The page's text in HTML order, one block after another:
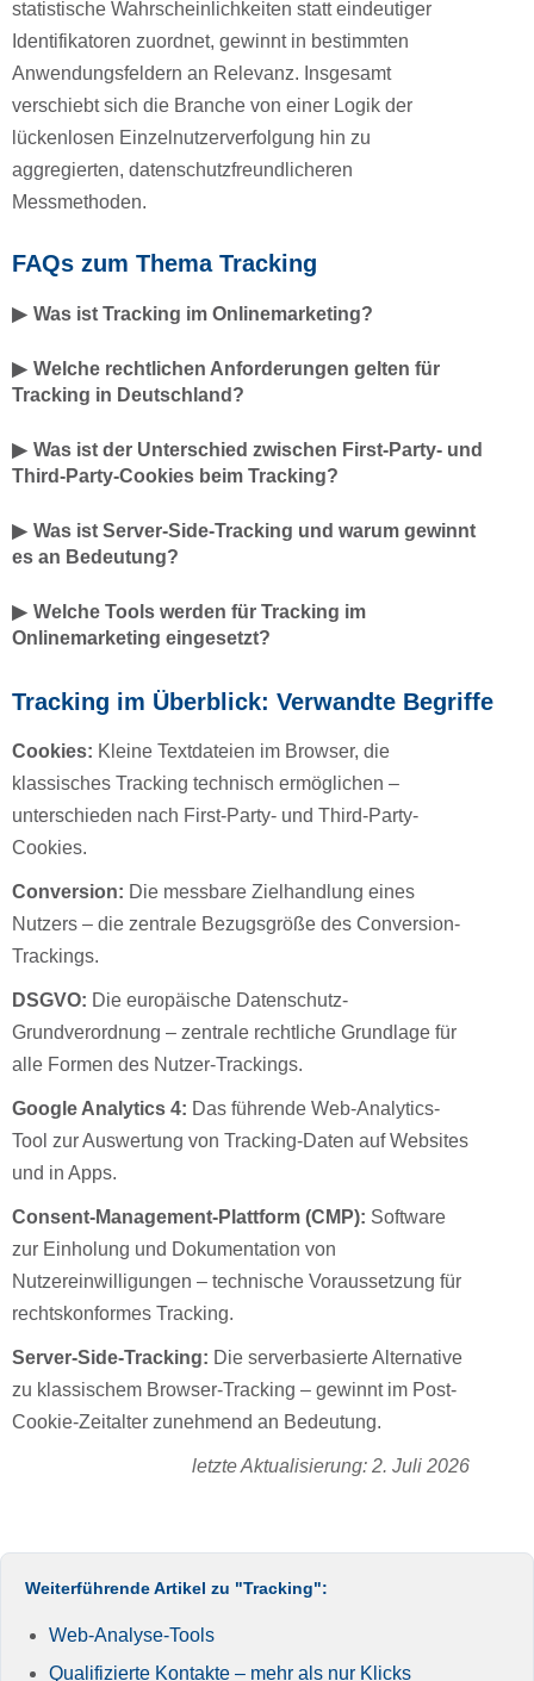
statistische Wahrscheinlichkeiten statt eindeutiger
Identifikatoren zuordnet, gewinnt in bestimmten
Anwendungsfeldern an Relevanz. Insgesamt
verschiebt sich die Branche von einer Logik der
lückenlosen Einzelnutzerverfolgung hin zu
aggregierten, datenschutzfreundlicheren
Messmethoden.
FAQs zum Thema Tracking
Was ist Tracking im Onlinemarketing?
Welche rechtlichen Anforderungen gelten für
Tracking in Deutschland?
Was ist der Unterschied zwischen First-Party- und
Third-Party-Cookies beim Tracking?
Was ist Server-Side-Tracking und warum gewinnt
es an Bedeutung?
Welche Tools werden für Tracking im
Onlinemarketing eingesetzt?
Tracking im Überblick: Verwandte Begriffe
Cookies: Kleine Textdateien im Browser, die
klassisches Tracking technisch ermöglichen –
unterschieden nach First-Party- und Third-Party-
Cookies.
Conversion: Die messbare Zielhandlung eines
Nutzers – die zentrale Bezugsgröße des Conversion-
Trackings.
DSGVO: Die europäische Datenschutz-
Grundverordnung – zentrale rechtliche Grundlage für
alle Formen des Nutzer-Trackings.
Google Analytics 4: Das führende Web-Analytics-
Tool zur Auswertung von Tracking-Daten auf Websites
und in Apps.
Consent-Management-Plattform (CMP): Software
zur Einholung und Dokumentation von
Nutzereinwilligungen – technische Voraussetzung für
rechtskonformes Tracking.
Server-Side-Tracking: Die serverbasierte Alternative
zu klassischem Browser-Tracking – gewinnt im Post-
Cookie-Zeitalter zunehmend an Bedeutung.
letzte Aktualisierung: 2. Juli 2026
Weiterführende Artikel zu "Tracking":
Web-Analyse-Tools
Qualifizierte Kontakte – mehr als nur Klicks